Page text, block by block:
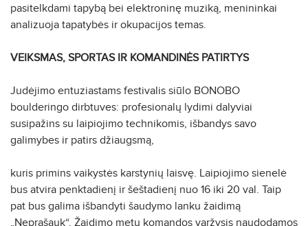
pasitelkdami tapybą bei elektroninę muziką, menininkai
analizuoja tapatybės ir okupacijos temas.
VEIKSMAS, SPORTAS IR KOMANDINĖS PATIRTYS
Judėjimo entuziastams festivalis siūlo BONOBO
boulderingo dirbtuves: profesionalų lydimi dalyviai
susipažins su laipiojimo technikomis, išbandys savo
galimybes ir patirs džiaugsmą,
kuris primins vaikystės karstynių laisvę. Laipiojimo sienelė
bus atvira penktadienį ir šeštadienį nuo 16 iki 20 val. Taip
pat bus galima išbandyti šaudymo lanku žaidimą
„Neprašauk“. Žaidimo metu komandos varžysis naudodamos